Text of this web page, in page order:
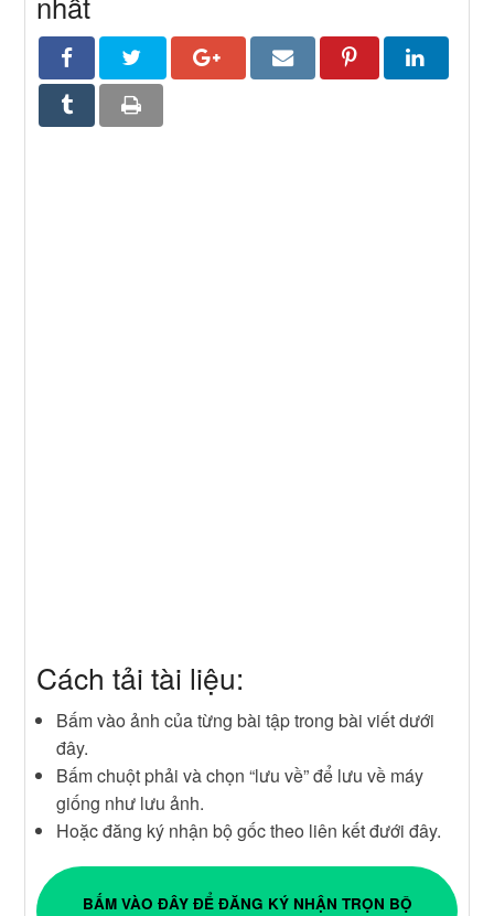
Cách tải tài liệu:
Bấm vào ảnh của từng bài tập trong bài viết dưới
đây.
Bấm chuột phải và chọn “lưu về” để lưu về máy
giống như lưu ảnh.
Hoặc đăng ký nhận bộ gốc theo liên kết đưới đây.
BẤM VÀO ĐÂY ĐỂ ĐĂNG KÝ NHẬN TRỌN BỘ